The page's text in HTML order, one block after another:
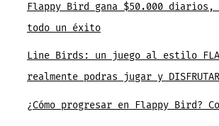
Flappy Bird gana $50.000
todo un éxito
Line Birds: un juego al estilo
realmente podras jugar y DISFRUTAR
¿Cómo progresar en Flappy Bird?